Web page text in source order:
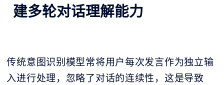
建多轮对话理解能力
传统意图识别模型常将用户每次发言作为独立输
入进行处理，忽略了对话的连续性，这是导致